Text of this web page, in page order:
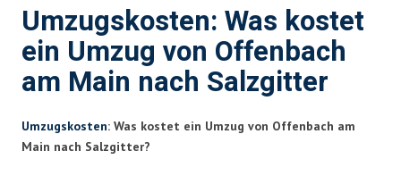
Umzugskosten: Was kostet
ein Umzug von Offenbach
am Main nach Salzgitter
Umzugskosten: Was kostet ein Umzug von Offenbach am
Main nach Salzgitter?